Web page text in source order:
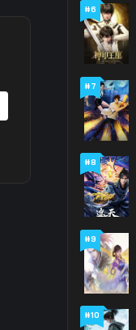
#6
#7
#8
#9
#10